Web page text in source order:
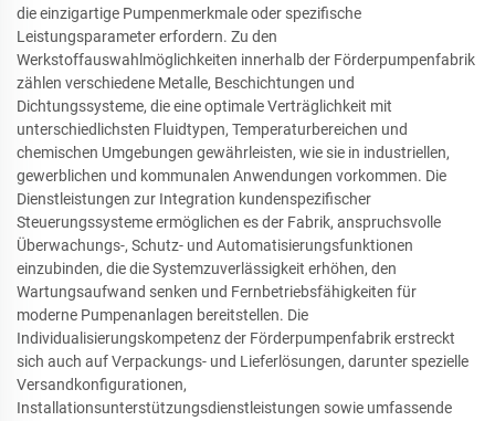
die einzigartige Pumpenmerkmale oder spezifische
Leistungsparameter erfordern. Zu den
Werkstoffauswahlmöglichkeiten innerhalb der Förderpumpenfabrik
zählen verschiedene Metalle, Beschichtungen und
Dichtungssysteme, die eine optimale Verträglichkeit mit
unterschiedlichsten Fluidtypen, Temperaturbereichen und
chemischen Umgebungen gewährleisten, wie sie in industriellen,
gewerblichen und kommunalen Anwendungen vorkommen. Die
Dienstleistungen zur Integration kundenspezifischer
Steuerungssysteme ermöglichen es der Fabrik, anspruchsvolle
Überwachungs-, Schutz- und Automatisierungsfunktionen
einzubinden, die die Systemzuverlässigkeit erhöhen, den
Wartungsaufwand senken und Fernbetriebsfähigkeiten für
moderne Pumpenanlagen bereitstellen. Die
Individualisierungskompetenz der Förderpumpenfabrik erstreckt
sich auch auf Verpackungs- und Lieferlösungen, darunter spezielle
Versandkonfigurationen,
Installationsunterstützungsdienstleistungen sowie umfassende